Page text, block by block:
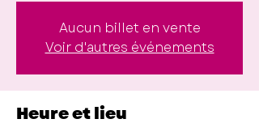
Aucun billet en vente
Voir d'autres événements
Heure et lieu